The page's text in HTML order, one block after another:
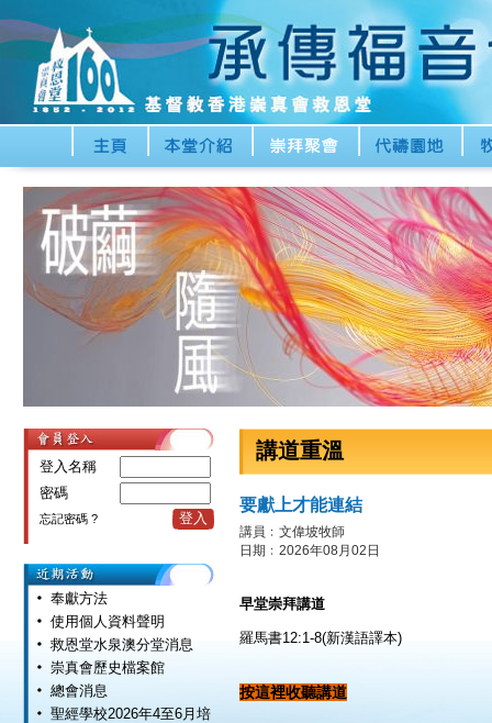
登入名稱
密碼
忘記密碼 ? 登入
奉獻方法
使用個人資料聲明
救恩堂水泉澳分堂消息
崇真會歷史檔案館
總會消息
聖經學校2026年4至6月培
講道重溫
要獻上才能連結
講員﹕文偉坡牧師
日期﹕2026年08月02日
早堂崇拜講道
羅馬書12:1-8(新漢語譯本)
按這裡收聽講道